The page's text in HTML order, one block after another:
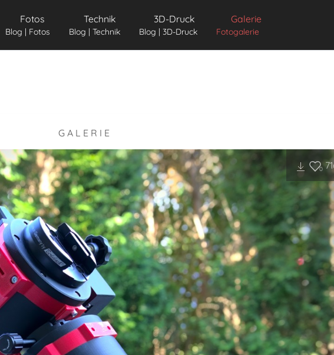
Fotos
Blog | Fotos
Technik
Blog | Technik
3D-Druck
Blog | 3D-Druck
Galerie
Fotogalerie
G A L E R I E
0